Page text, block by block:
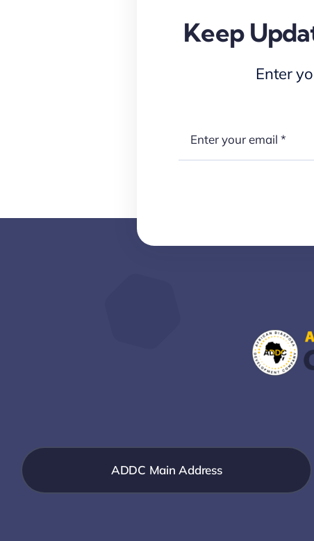
Keep
Enter
ADDC Main Address